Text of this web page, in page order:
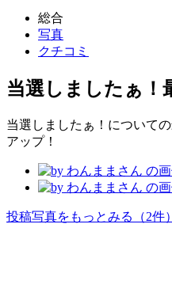
総合
写真
クチコミ
当選しましたぁ！
当選しましたぁ！について
アップ！
投稿写真をもっとみる （2件）